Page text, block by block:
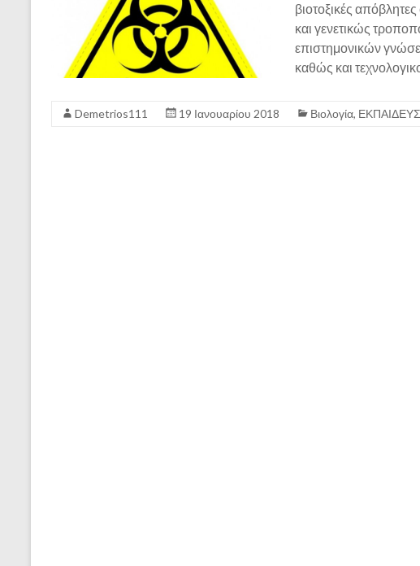
βιοτοξικές
και γενετικώς
επιστημονικών
καθώς και
Demetrios111 19 Ιανουαρίου 2018 Βιολογία,